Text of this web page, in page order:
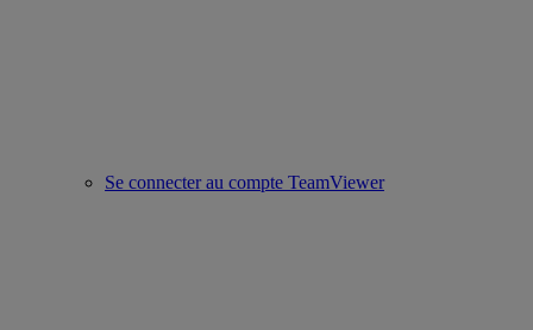
Se connecter au compte TeamViewer